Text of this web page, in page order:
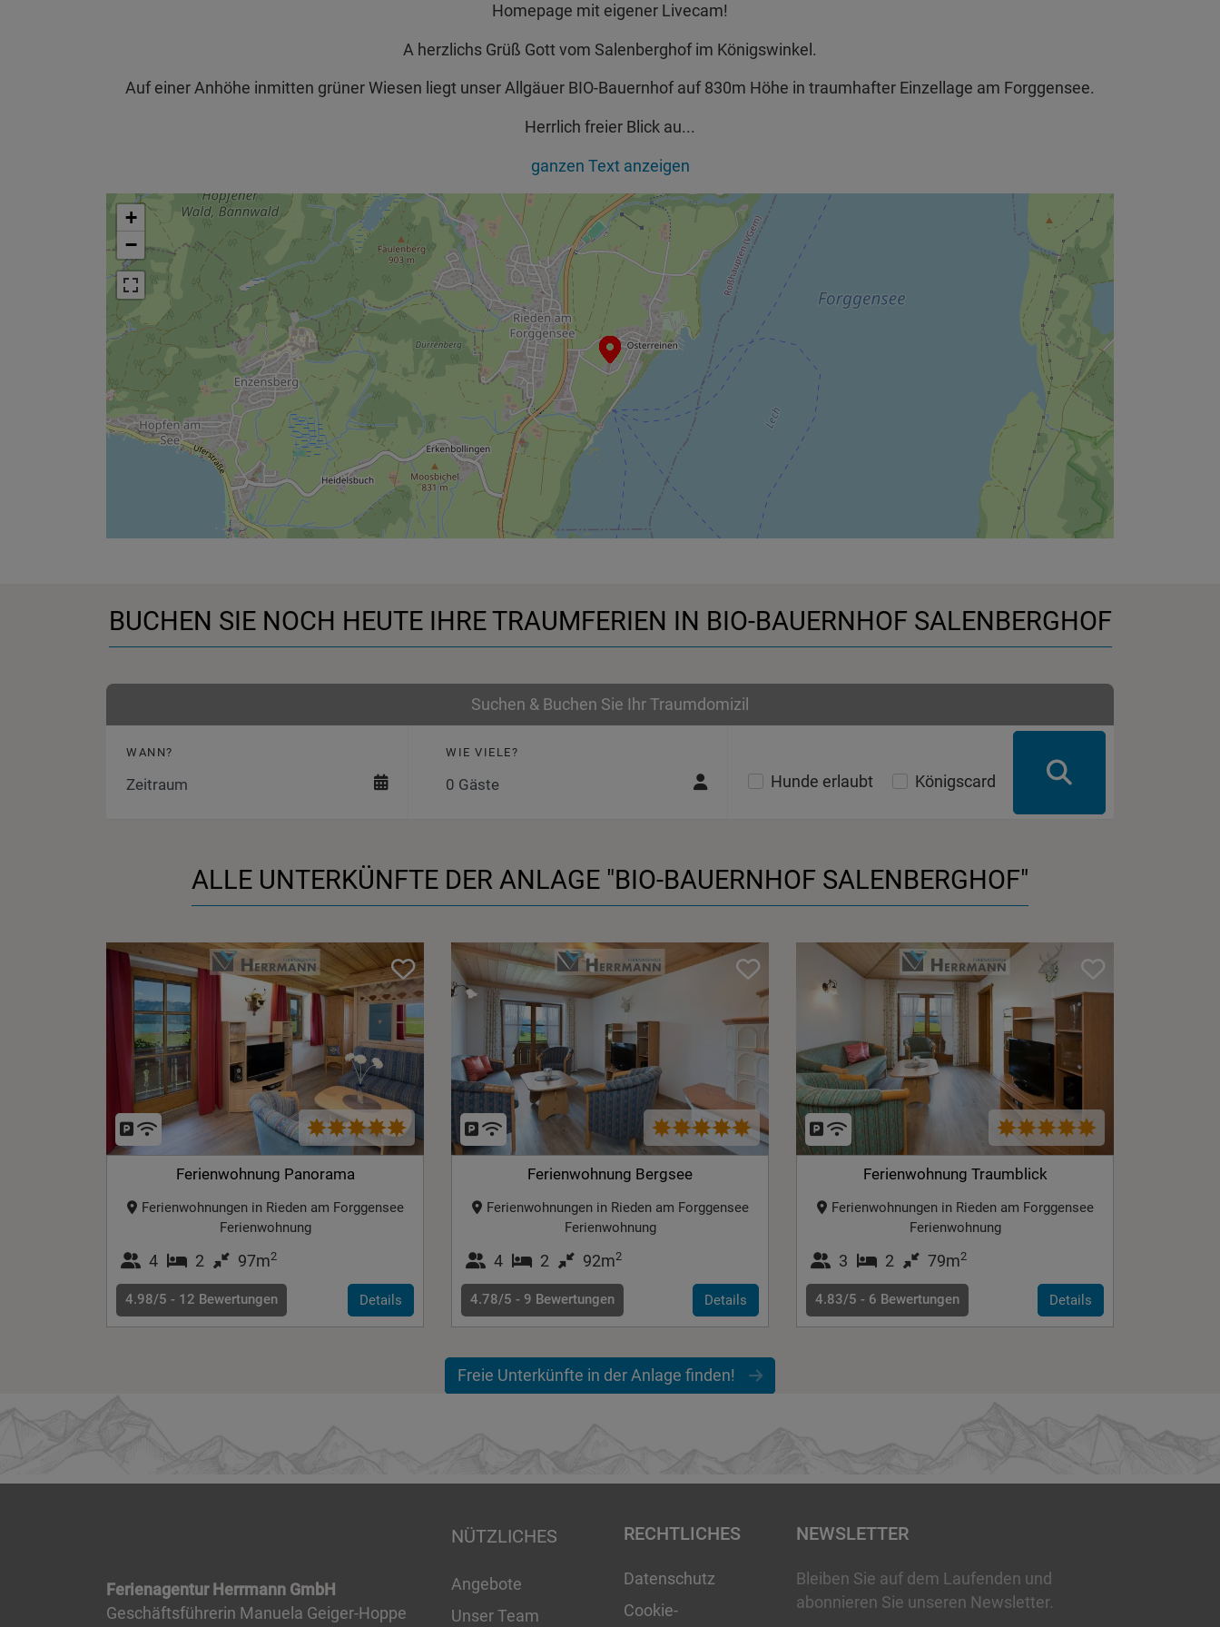
Homepage mit eigener Livecam!
A herzlichs Grüß Gott vom Salenberghof im Königswinkel.
Auf einer Anhöhe inmitten grüner Wiesen liegt unser Allgäuer BIO-Bauernhof auf 830m Höhe in traumhafter Einzellage am Forggensee.
Herrlich freier Blick au...
ganzen Text anzeigen
+
−
BUCHEN SIE NOCH HEUTE IHRE TRAUMFERIEN IN BIO-BAUERNHOF SALENBERGHOF
Suchen & Buchen Sie Ihr Traumdomizil
WANN?
Zeitraum
WIE VIELE?
Hunde erlaubt Königscard
ALLE UNTERKÜNFTE DER ANLAGE "BIO-BAUERNHOF SALENBERGHOF"
Ferienwohnung Panorama
Ferienwohnungen in Rieden am Forggensee
Ferienwohnung
4 2 97m2
Details
4.98/5 - 12 Bewertungen
Ferienwohnung Bergsee
Ferienwohnungen in Rieden am Forggensee
Ferienwohnung
4 2 92m2
Details
4.78/5 - 9 Bewertungen
Ferienwohnung Traumblick
Ferienwohnungen in Rieden am Forggensee
Ferienwohnung
3 2 79m2
Details
4.83/5 - 6 Bewertungen
Freie Unterkünfte in der Anlage finden!
Ferienagentur Herrmann GmbH
Geschäftsführerin Manuela Geiger-Hoppe
NÜTZLICHES
Angebote
Unser Team
RECHTLICHES
Datenschutz
Cookie-
NEWSLETTER
Bleiben Sie auf dem Laufenden und
abonnieren Sie unseren Newsletter.